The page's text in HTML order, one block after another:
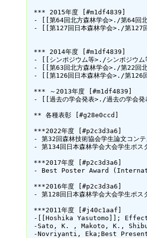
*** 2015年度 [#m1df4839]
- [[第64回北方森林学会>./第64回
- [[第127回日本森林学会>./第127
*** 2014年度 [#m1df4839]
- [[シンポジウム等>./シンポジウ
- [[第63回北方森林学会>./第22回
- [[第126回日本森林学会>./第126
*** ～2013年度 [#m1df4839]
- [[過去の学会発表>./過去の学会
** 各種表彰 [#g28e0ccd]
***2022年度 [#p2c3d3a6]
- 第32回森林技術協会学生論文コン
- 第134回日本森林学会大会学生ポ
***2017年度 [#p2c3d3a6]
- Best Poster Award
***2016年度 [#p2c3d3a6]
- 第128回日本森林学会大会学生ポ
***2011年度 [#j40c1aaf]
-[[Hoshika Yasutomo]];
-Sato, K. , Makoto, K.,
-Novriyanti, Eka;Best